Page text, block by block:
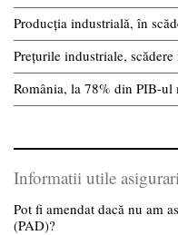
Producția industrială, în
Prețurile industriale,
România, la 78% din PIB-
Informatii utile
Pot fi amendat dacă nu am
(PAD)?